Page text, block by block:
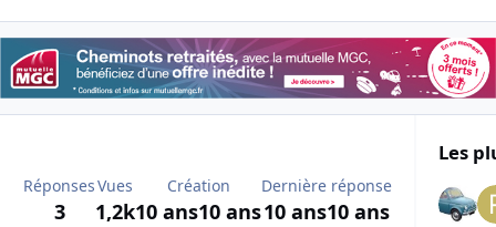
Réponses
3
Vues
1,2k
Création
10 ans10 ans
Dernière réponse
10 ans10 ans
Les